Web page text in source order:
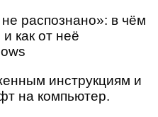
инструкциям и
на компьютер.